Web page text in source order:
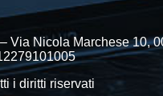
Via Nicola Marchese 10,
i diritti riservati